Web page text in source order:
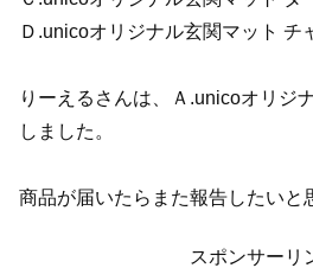
Ｄ.unicoオリジナル玄関マット チ
りーえるさんは、Ａ.unicoオリジ
しました。
商品が届いたらまた報告したいと
スポンサーリ